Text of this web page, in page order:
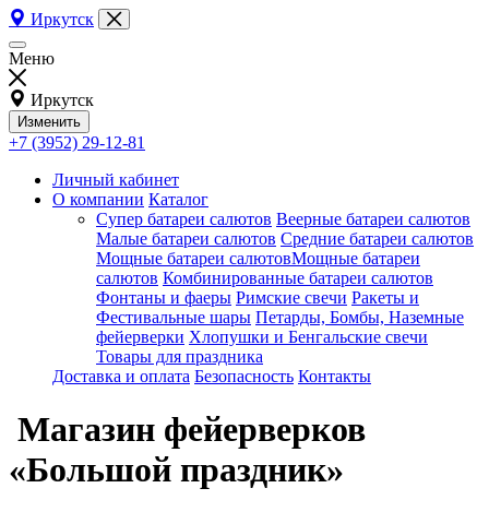
Иркутск
Меню
Иркутск
Изменить
+7 (3952) 29-12-81
Личный кабинет
О компании Каталог
Супер батареи салютов Веерные батареи салютов
Малые батареи салютов Средние батареи салютов
Мощные батареи салютовМощные батареи
салютов Комбинированные батареи салютов
Фонтаны и фаеры Римские свечи Ракеты и
Фестивальные шары Петарды, Бомбы, Наземные
фейерверки Хлопушки и Бенгальские свечи
Товары для праздника
Доставка и оплата Безопасность Контакты
Магазин фейерверков
«Большой праздник»